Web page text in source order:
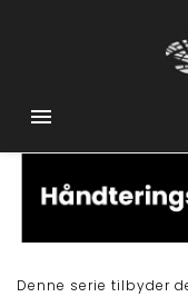

Denne serie tilbyder